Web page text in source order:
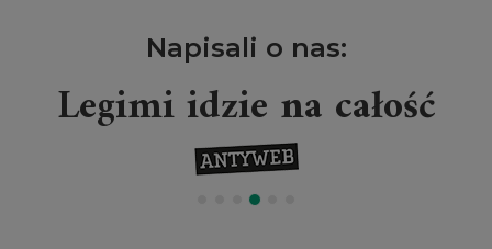
Napisali o nas:
Legimi idzie na całość